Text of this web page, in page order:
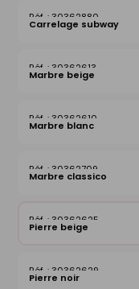
30362880
Carrelage subway
30362613
Marbre beige
30362610
Marbre blanc
30362709
Marbre classico
30362625
Pierre beige
30362629
Pierre noir